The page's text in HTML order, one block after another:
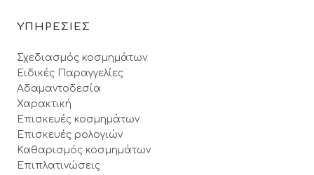
ΥΠΗΡΕΣΙΕΣ
Σχεδιασμός κοσμημάτων
Ειδικές Παραγγελίες
Αδαμαντοδεσία
Χαρακτική
Επισκευές κοσμημάτων
Επισκευές ρολογιών
Καθαρισμός κοσμημάτων
Επιπλατινώσεις